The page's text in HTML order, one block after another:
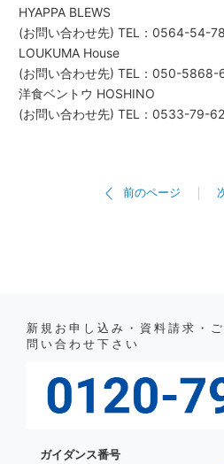
HYAPPA BLEWS
(お問い合わせ先) TEL：0564-54-
LOUKUMA House
(お問い合わせ先) TEL：050-5868-
洋食ベントウ HOSHINO
(お問い合わせ先) TEL：0533-79-
前のページ
新規お申し込み・資料請求・
問い合わせ下さい
ガイダンス番号